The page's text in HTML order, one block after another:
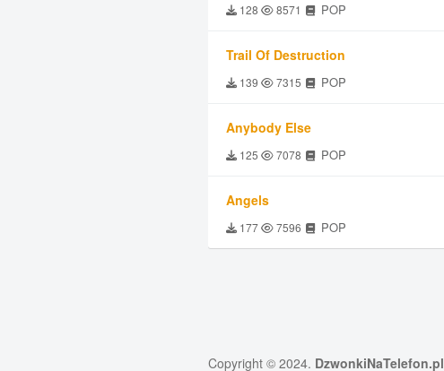
128 8571 POP
Trail Of Destruction
139 7315 POP
Anybody Else
125 7078 POP
Angels
177 7596 POP
Copyright © 2024. DzwonkiNaTelefon.pl